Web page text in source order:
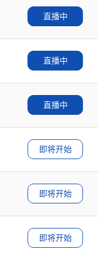
直播中
直播中
直播中
即将开始
即将开始
即将开始